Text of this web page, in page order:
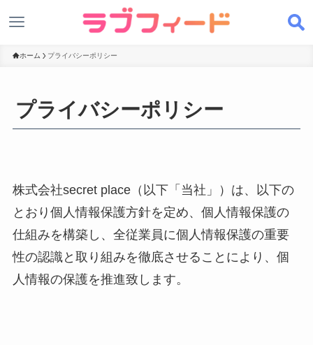
ホーム プライバシーポリシー
プライバシーポリシー
株式会社secret place（以下「当社」）は、以下の
とおり個人情報保護方針を定め、個人情報保護の
仕組みを構築し、全従業員に個人情報保護の重要
性の認識と取り組みを徹底させることにより、個
人情報の保護を推進致します。